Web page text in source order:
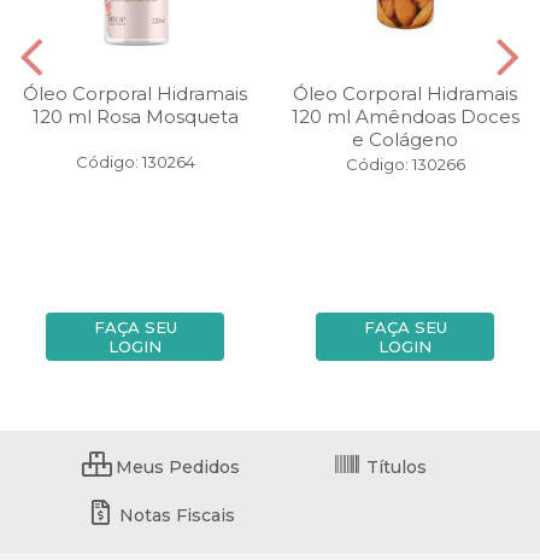
Óleo Corporal Hidramais
120 ml Rosa Mosqueta
Código: 130264
FAÇA SEU
LOGIN
Óleo Corporal Hidramais
120 ml Amêndoas Doces
e Colágeno
Código: 130266
FAÇA SEU
LOGIN
Meus Pedidos Títulos
Notas Fiscais